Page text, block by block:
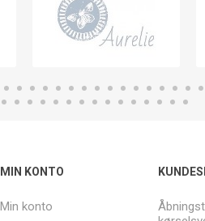
MIN KONTO
Min konto